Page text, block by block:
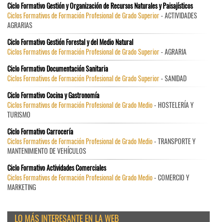
Ciclo Formativo Gestión y Organización de Recursos Naturales y Paisajísticos
Ciclos Formativos de Formación Profesional de Grado Superior- ACTIVIDADES
AGRARIAS
Ciclo Formativo Gestión Forestal y del Medio Natural
Ciclos Formativos de Formación Profesional de Grado Superior- AGRARIA
Ciclo Formativo Documentación Sanitaria
Ciclos Formativos de Formación Profesional de Grado Superior- SANIDAD
Ciclo Formativo Cocina y Gastronomía
Ciclos Formativos de Formación Profesional de Grado Medio- HOSTELERÍA Y
TURISMO
Ciclo Formativo Carrocería
Ciclos Formativos de Formación Profesional de Grado Medio- TRANSPORTE Y
MANTENIMIENTO DE VEHÍCULOS
Ciclo Formativo Actividades Comerciales
Ciclos Formativos de Formación Profesional de Grado Medio- COMERCIO Y
MARKETING
LO MÁS INTERESANTE EN LA WEB